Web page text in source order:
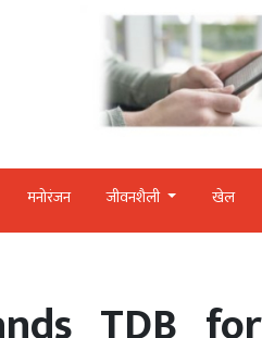
मनोरंजन जीवनशैली खेल